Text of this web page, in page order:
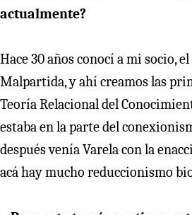
actualmente?
Hace 30 años conocí a mi socio,
Malpartida, y ahí creamos las
Teoría Relacional del
estaba en la parte del
después venía Varela con la
acá hay mucho reduccionismo